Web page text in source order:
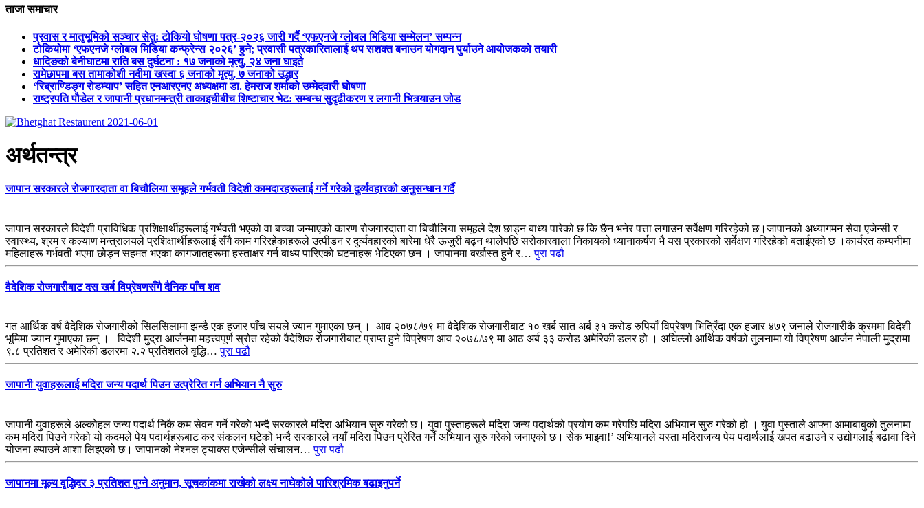
ताजा समाचार
प्रवास र मातृभूमिको सञ्चार सेतु: टोकियो घोषणा पत्र-२०२६ जारी गर्दै ‘एफएनजे ग्लोबल मिडिया सम्मेलन’ सम्पन्न
टोकियोमा ‘एफएनजे ग्लोबल मिडिया कन्फ्रेन्स २०२६’ हुने; प्रवासी पत्रकारितालाई थप सशक्त बनाउन योगदान पुर्याउने आयोजकको तयारी
धादिङको बेनीघाटमा राति बस दुर्घटना : १७ जनाको मृत्यु, २४ जना घाइते
रामेछापमा बस तामाकोशी नदीमा खस्दा ६ जनाको मृत्यु, ७ जनाको उद्धार
‘रिब्राण्डिङ्ग रोडम्याप’ सहित एनआरएनए अध्यक्षमा डा. हेमराज शर्माको उम्मेदवारी घोषणा
राष्ट्रपति पौडेल र जापानी प्रधानमन्त्री ताकाइचीबीच शिष्टाचार भेट: सम्बन्ध सुदृढीकरण र लगानी भित्र्याउन जोड
अर्थतन्त्र
जापान सरकारले रोजगारदाता वा बिचौलिया समूहले गर्भवती विदेशी कामदारहरूलाई गर्ने गरेको दुर्व्यवहारको अनुसन्धान गर्दै
जापान सरकारले विदेशी प्राविधिक प्रशिक्षार्थीहरूलाई गर्भवती भएको वा बच्चा जन्माएको कारण रोजगारदाता वा बिचौलिया समूहले देश छाड्न बाध्य पारेको छ कि छैन भनेर पत्ता लगाउन सर्वेक्षण गरिरहेको छ।जापानको अध्यागमन सेवा एजेन्सी र
स्वास्थ्य, श्रम र कल्याण मन्त्रालयले प्रशिक्षार्थीहरूलाई सँगै काम गरिरहेकाहरूले उत्पीडन र दुर्व्यवहारको बारेमा धेरै ऊजुरी बढ्न थालेपछि सरोकारवाला निकायको ध्यानाकर्षण भै यस प्रकारको सर्वेक्षण गरिरहेको बताईएको छ ।कार्यरत कम्पनीमा
महिलाहरू गर्भवती भएमा छोड्न सहमत भएका कागजातहरूमा हस्ताक्षर गर्न बाध्य पारिएको घटनाहरू भेटिएका छन । जापानमा बर्खास्त हुने र…पुरा पढौ
वैदेशिक रोजगारीबाट दस खर्ब विप्रेषणसँगै दैनिक पाँच शव
गत आर्थिक वर्ष वैदेशिक रोजगारीको सिलसिलामा झन्डै एक हजार पाँच सयले ज्यान गुमाएका छन् । आव २०७८/७९ मा वैदेशिक रोजगारीबाट १० खर्ब सात अर्ब ३१ करोड रुपियाँ विप्रेषण भित्रिँदा एक हजार ४७९ जनाले रोजगारीकै क्रममा विदेशी
भूमिमा ज्यान गुमाएका छन् । विदेशी मुद्रा आर्जनमा महत्त्वपूर्ण स्रोत रहेको वैदेशिक रोजगारीबाट प्राप्त हुने विप्रेषण आव २०७८/७९ मा आठ अर्ब ३३ करोड अमेरिकी डलर हो । अघिल्लो आर्थिक वर्षको तुलनामा यो विप्रेषण आर्जन नेपाली मुद्रामा
९.८ प्रतिशत र अमेरिकी डलरमा २.२ प्रतिशतले वृद्धि…पुरा पढौ
जापानी युवाहरूलाई मदिरा जन्य पदार्थ पिउन उत्प्रेरित गर्न अभियान नै सुरु
जापानी युवाहरूले अल्कोहल जन्य पदार्थ निकै कम सेवन गर्ने गरेकाे भन्दै सरकारले मदिरा अभियान सुरु गरेको छ। युवा पुस्ताहरूले मदिरा जन्य पदार्थको प्रयोग कम गरेपछि मदिरा अभियान सुरु गरेको हो । युवा पुस्ताले आफ्ना आमाबाबुको तुलनामा
कम मदिरा पिउने गरेको यो कदमले पेय पदार्थहरूबाट कर संकलन घटेको भन्दै सरकारले नयाँ मदिरा पिउन प्रेरित गर्ने अभियान सुरु गरेको जनाएको छ। सेक भाइवा!’ अभियानले यस्ता मदिराजन्य पेय पदार्थलाई खपत बढाउने र उद्योगलाई बढावा दिने
योजना ल्याउने आशा लिइएको छ। जापानको नेश्नल ट्याक्स एजेन्सीले संचालन…पुरा पढौ
जापानमा मूल्य वृद्धिदर ३ प्रतिशत पुग्ने अनुमान, सूचकांकमा राखेको लक्ष्य नाघेकोले पारिश्रमिक बढाइनुपर्ने